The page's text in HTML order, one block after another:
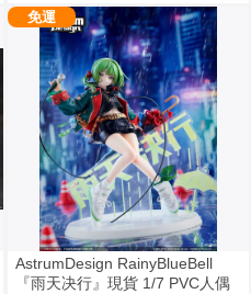
免運
AstrumDesign RainyBlueBell
『雨天决行』現貨 1/7 PVC人偶